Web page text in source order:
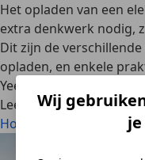
Wij
Het opladen van een
extra denkwerk nodig,
Dit zijn de
opladen, en enkele
Yeelen Möller
Lees meer
Hoe moet je een